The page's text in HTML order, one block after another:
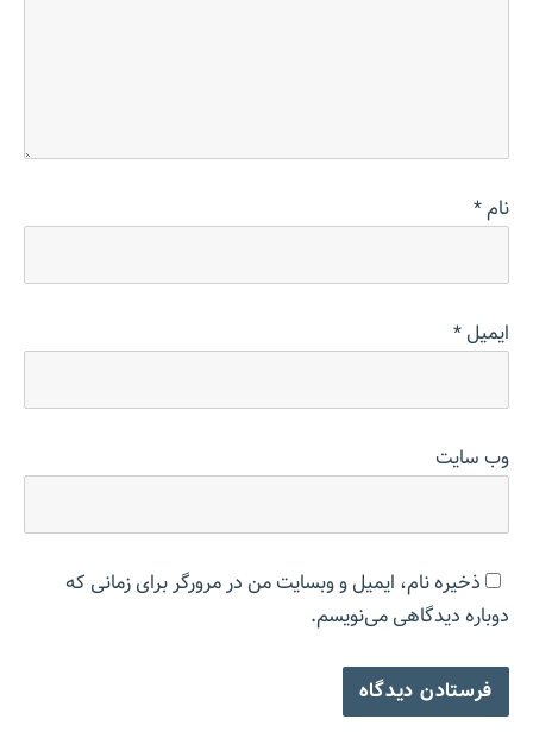
نام*
ایمیل*
وب‌ سایت
ذخیره نام، ایمیل و وبسایت من در مرورگر برای زمانی که
دوباره دیدگاهی می‌نویسم.